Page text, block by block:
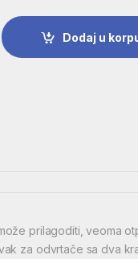
odvrtača , 8-delni
Dodaj u
prilagoditi, veoma
za odvrtače sa dva